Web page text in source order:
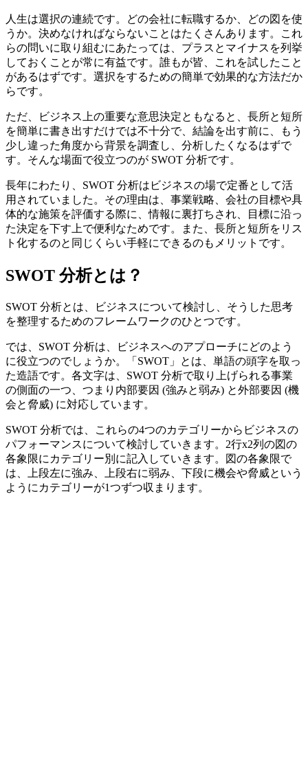
人生は選択の連続です。どの会社に転職するか、どの図を使
うか。決めなければならないことはたくさんあります。これ
らの問いに取り組むにあたっては、プラスとマイナスを列挙
しておくことが常に有益です。誰もが皆、これを試したこと
があるはずです。選択をするための簡単で効果的な方法だか
らです。
ただ、ビジネス上の重要な意思決定ともなると、長所と短所
を簡単に書き出すだけでは不十分で、結論を出す前に、もう
少し違った角度から背景を調査し、分析したくなるはずで
す。そんな場面で役立つのが SWOT 分析です。
長年にわたり、SWOT 分析はビジネスの場で定番として活
用されていました。その理由は、事業戦略、会社の目標や具
体的な施策を評価する際に、情報に裏打ちされ、目標に沿っ
た決定を下す上で便利なためです。また、長所と短所をリス
ト化するのと同じくらい手軽にできるのもメリットです。
SWOT 分析とは？
SWOT 分析とは、ビジネスについて検討し、そうした思考
を整理するためのフレームワークのひとつです。
では、SWOT 分析は、ビジネスへのアプローチにどのよう
に役立つのでしょうか。「SWOT」とは、単語の頭字を取っ
た造語です。各文字は、SWOT 分析で取り上げられる事業
の側面の一つ、つまり内部要因 (強みと弱み) と外部要因 (機
会と脅威) に対応しています。
SWOT 分析では、これらの4つのカテゴリーからビジネスの
パフォーマンスについて検討していきます。2行x2列の図の
各象限にカテゴリー別に記入していきます。図の各象限で
は、上段左に強み、上段右に弱み、下段に機会や脅威という
ようにカテゴリーが1つずつ収まります。